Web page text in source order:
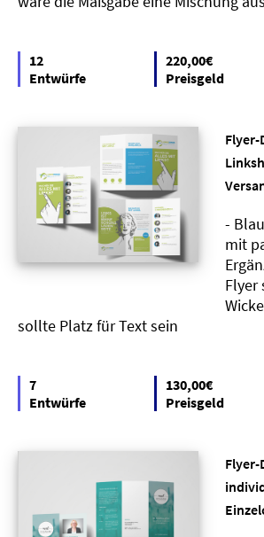
12
Entwürfe
220,00€
Preisgeld
Flyer-
-
mit
Flyer
sollte Platz für Text sein
7
Entwürfe
130,00€
Preisgeld
Flyer-